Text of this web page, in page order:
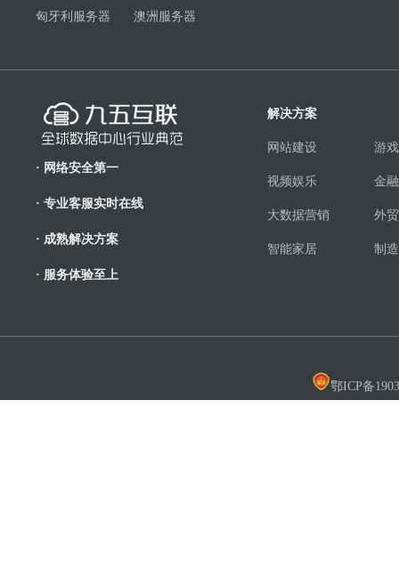
匈牙利服务器 澳洲服务器
· 网络安全第一
· 专业客服实时在线
· 成熟解决方案
· 服务体验至上
解决方案
网站建设 游
视频娱乐 金
大数据营销 外
智能家居 制
鄂ICP备